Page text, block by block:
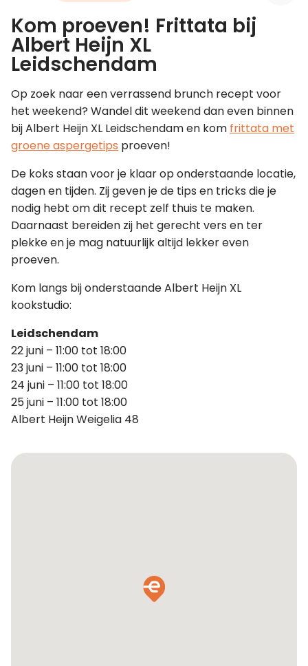
Leer koken als een chef
Kom proeven! Frittata bij
Albert Heijn XL
Leidschendam
Op zoek naar een verrassend brunch recept voor
het weekend? Wandel dit weekend dan even binnen
bij Albert Heijn XL Leidschendam en kom frittata met
groene aspergetips proeven!
De koks staan voor je klaar op onderstaande locatie,
dagen en tijden. Zij geven je de tips en tricks die je
nodig hebt om dit recept zelf thuis te maken.
Daarnaast bereiden zij het gerecht vers en ter
plekke en je mag natuurlijk altijd lekker even
proeven.
Kom langs bij onderstaande Albert Heijn XL
kookstudio:
Leidschendam
22 juni – 11:00 tot 18:00
23 juni – 11:00 tot 18:00
24 juni – 11:00 tot 18:00
25 juni – 11:00 tot 18:00
Albert Heijn Weigelia 48